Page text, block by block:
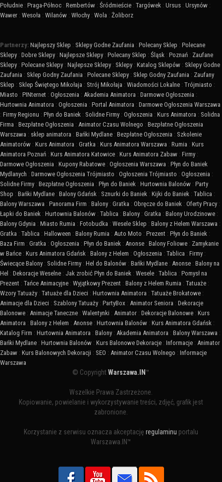
Południe : Praga-Północ : Rembertów : Śródmieście : Targówek : Ursus : Ursynów :
Wawer : Wesoła : Wilanów : Włochy : Wola : Żoliborz
Partnerzy: Najlepszy Sklep : Sklepy Godne Zaufania : Polecany Sklep : Polecane
Sklepy : Dobre Sklepy : Najlepsze Sklepy : Polecany Sklep : Śląsk : Poznań : Zaufane
Sklepy : Polecane Sklepy : Najlepsze Sklepy : Sklepy : Katalog Sklepów : Sklepy Godne
Zaufania : Sklep Godny Zaufania : Polecane Sklepy : Sklep Godny Zaufania : Zaufany
Sklep : Sklep Świętego Mikołaja : Strój Mikołaja : Wiadomości Lokalne : Trójmiasto :
Miasto : PINternet : Ogłoszenia : Akademia Animatora : Darmowe Ogłoszenia :
Hurtownia Animatora : Ogłoszenia : Portal Animatora : Darmowe Ogłoszenia Warszawa
: Firmy Regionu : Płyn do Baniek : Solidne Firmy : Ogłoszenia : Kurs Animatora : Solidna
Firma : Bezpłatne Ogłoszenia : Animator Czasu Wolnego : Bezpłatne Ogłoszenia
Warszawa : sklep animatora : Bańki Mydlane : Bezpłatne Ogłoszenia : Szkolenie
Animatorów : Kurs Animatora : Gratka : Kurs Animatora Warszawa : Rumia : Kurs
Animatora Poznań : Kurs Animatora Katowice : Kurs Animatora Zabaw : Firmy :
Darmowe Ogłoszenia : Kupony Rabatowe : Ogłoszenia Warszawa : Płyn do Baniek
Mydlanych : Darmowe Ogłoszenia Trójmiasto : Ogłoszenia Trójmiasto : Ogłoszenia :
Solidne Firmy : Bezpłatne Ogłoszenia : Płyn do Baniek : Hurtownia Balonów : Party
Shop : Bańki Mydlane : Balony Gdańsk : Sznurki do Baniek : Kijki do Baniek : Tablica :
Balony Warszawa : Panorama Firm : Balony : Gratka : Obręcze do Baniek : Oferty Pracy :
Łapki do Baniek : Hurtownia Balonów : Tablica : Balony : Gratka : Balony Urodzinowe :
Balony Gdynia : Miasto Rumia : Fotobudka : Wesele Sklep : Balony z Helem Warszawa :
Gratka : Tablica : Halloween : Balony Rumia : Auto Moto : Prezent : Płyn do Baniek :
Baza Firm : Gratka : Ogłoszenia : Płyn do Baniek : Anonse : Balony Foliowe : Zamykanie
w Bańce : Kurs Animatora Gdańsk : Balony z Helem : Ogłoszenia : Tablica : Firmy :
Świecące Balony : Solidne Firmy : Hel do Balonów : Bańki Mydlane : Anonse : Balony na
Hel : Dekoracje Weselne : Jak zrobić Płyn do Baniek : Wesele : Tablica : Pomysł na
Prezent : Tańce Animacyjne : Wyjątkowy Prezent : Balony z Helem Rumia : Tatuaże :
Wzory Tatuaży : Tatuaże dla Dzieci : Hurtownia Animatora : Tatuaże Brokatowe :
Animacje dla Dzieci : Szablony Tatuaży : PartyBox : Animator Seniora : Dekoracje
Balonowe : Animacje Taneczne : Walentynki : Animator : Dekoracje Balonowe : Kurs
Animatora : Balony z Helem : Anonse : Hurtownia Balonów : Kurs Animatora Gdańsk :
Katalog Firm : Hurtownia Animatora : Balony : Akademia Animatora : Balony Warszawa :
Bańki Mydlane : Hurtownia Balonów : Kurs Balonowe Dekoracje : Informacje : Animator
Zabaw : Kurs Balonowych Dekoracji : SEO : Animator Czasu Wolnego : Informacje
Warszawa
© CopyrightWarszawa.IN ™
Wszelkie Prawa Zastrzeżone.
Kopiowanie, powielanie i wykorzystywanie treści, zdjęć, grafik jest
zabronione.
Korzystanie z serwisu oznacza akceptację regulaminu portalu
Warszawa.IN™